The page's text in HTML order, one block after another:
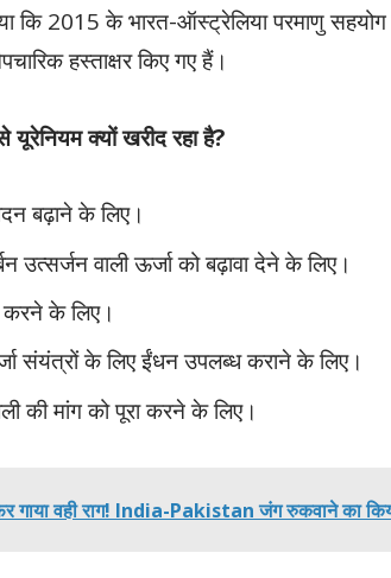
कि 2015 के भारत-ऑस्ट्रेलिया परमाणु
हस्ताक्षर किए गए हैं।
क्यों खरीद रहा है?
बढ़ाने के लिए।
उत्सर्जन वाली ऊर्जा को बढ़ावा देने के लिए।
करने के लिए।
संयंत्रों के लिए ईंधन उपलब्ध कराने के लिए।
की मांग को पूरा करने के लिए।
गाया वही राग! India-Pakistan जंग रुकवाने का किया